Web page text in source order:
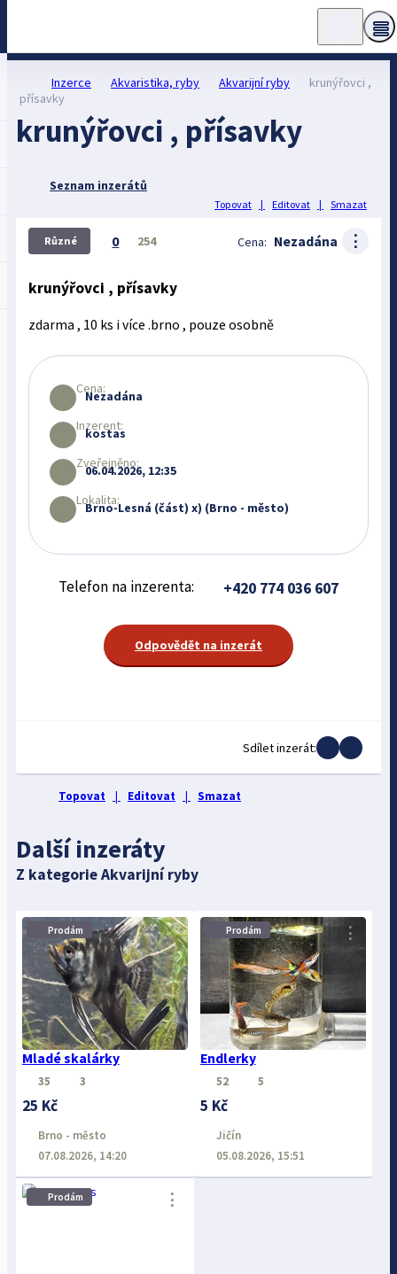
Inzerce Akvaristika, ryby Akvarijní ryby
krunýřovci ,
přísavky
krunýřovci , přísavky
Seznam inzerátů
Topovat | Editovat | Smazat
Různé 0 254 Cena: Nezadána ⋮
krunýřovci , přísavky
zdarma , 10 ks i více .brno , pouze osobně
Cena:
Nezadána
Inzerent:
kostas
Zveřejněno:
06.04.2026, 12:35
Lokalita:
Brno-Lesná (část) x) (Brno - město)
Telefon na inzerenta: +420 774 036 607
Odpovědět na inzerát
Sdílet inzerát:
Topovat | Editovat | Smazat
Další inzeráty
Z kategorie Akvarijní ryby
Prodám
Mladé skalárky
⋮
35 3
25 Kč
Brno - město
07.08.2026, 14:20
Prodám
Endlerky
⋮
52 5
5 Kč
Jičín
05.08.2026, 15:51
Prodám ⋮